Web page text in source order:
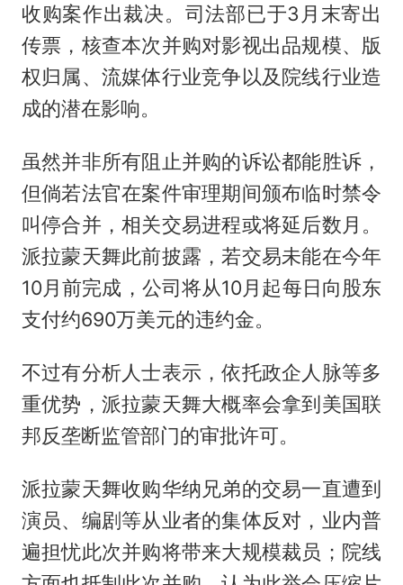
收购案作出裁决。司法部已于3月末寄出
传票，核查本次并购对影视出品规模、版
权归属、流媒体行业竞争以及院线行业造
成的潜在影响。
虽然并非所有阻止并购的诉讼都能胜诉，
但倘若法官在案件审理期间颁布临时禁令
叫停合并，相关交易进程或将延后数月。
派拉蒙天舞此前披露，若交易未能在今年
10月前完成，公司将从10月起每日向股东
支付约690万美元的违约金。
不过有分析人士表示，依托政企人脉等多
重优势，派拉蒙天舞大概率会拿到美国联
邦反垄断监管部门的审批许可。
派拉蒙天舞收购华纳兄弟的交易一直遭到
演员、编剧等从业者的集体反对，业内普
遍担忧此次并购将带来大规模裁员；院线